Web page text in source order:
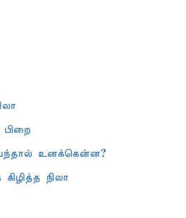
உனக்கென்ன?
நிலா